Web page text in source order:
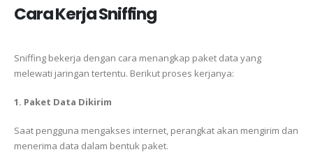
Cara Kerja Sniffing
Sniffing bekerja dengan cara menangkap paket data yang
melewati jaringan tertentu. Berikut proses kerjanya:
1. Paket Data Dikirim
Saat pengguna mengakses internet, perangkat akan mengirim dan
menerima data dalam bentuk paket.